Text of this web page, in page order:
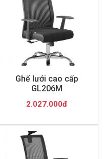
Ghế lưới cao cấp
GL206M
2.027.000đ